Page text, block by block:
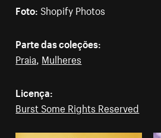
Foto: Shopify Photos
Parte das coleções:
Praia, Mulheres
Licença:
Burst Some Rights Reserved